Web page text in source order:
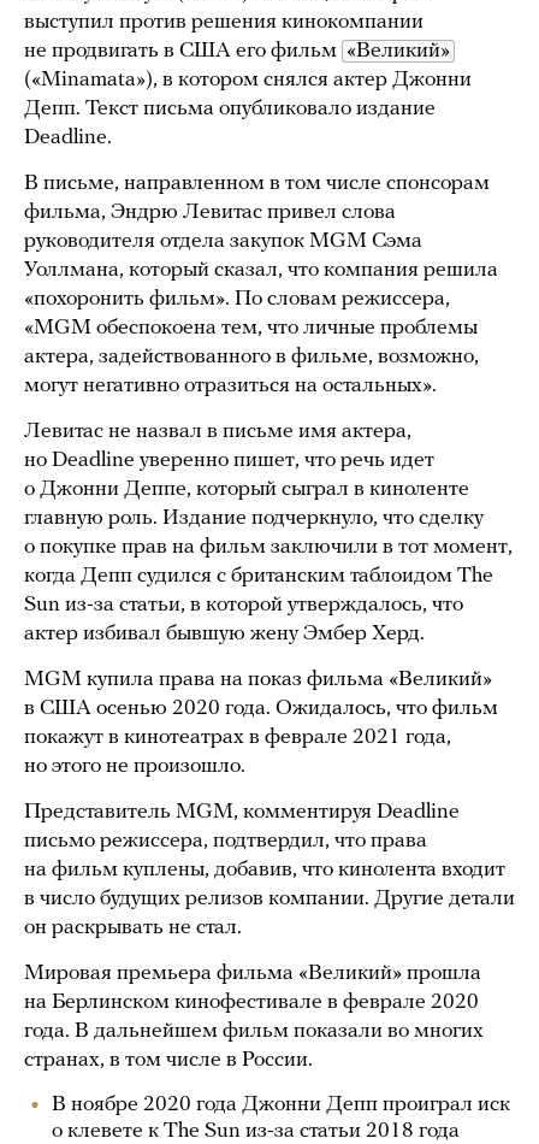
выступил против решения кинокомпании
не продвигать в США его фильм «Великий»
(«Minamata»), в котором снялся актер Джонни
Депп. Текст письма опубликовало издание
Deadline.
В письме, направленном в том числе спонсорам
фильма, Эндрю Левитас привел слова
руководителя отдела закупок MGM Сэма
Уоллмана, который сказал, что компания решила
«похоронить фильм». По словам режиссера,
«MGM обеспокоена тем, что личные проблемы
актера, задействованного в фильме, возможно,
могут негативно отразиться на остальных».
Левитас не назвал в письме имя актера,
но Deadline уверенно пишет, что речь идет
о Джонни Деппе, который сыграл в киноленте
главную роль. Издание подчеркнуло, что сделку
о покупке прав на фильм заключили в тот момент,
когда Депп судился с британским таблоидом The
Sun из-за статьи, в которой утверждалось, что
актер избивал бывшую жену Эмбер Херд.
MGM купила права на показ фильма «Великий»
в США осенью 2020 года. Ожидалось, что фильм
покажут в кинотеатрах в феврале 2021 года,
но этого не произошло.
Представитель MGM, комментируя Deadline
письмо режиссера, подтвердил, что права
на фильм куплены, добавив, что кинолента входит
в число будущих релизов компании. Другие детали
он раскрывать не стал.
Мировая премьера фильма «Великий» прошла
на Берлинском кинофестивале в феврале 2020
года. В дальнейшем фильм показали во многих
странах, в том числе в России.
В ноябре 2020 года Джонни Депп проиграл иск
о клевете к The Sun из-за статьи 2018 года